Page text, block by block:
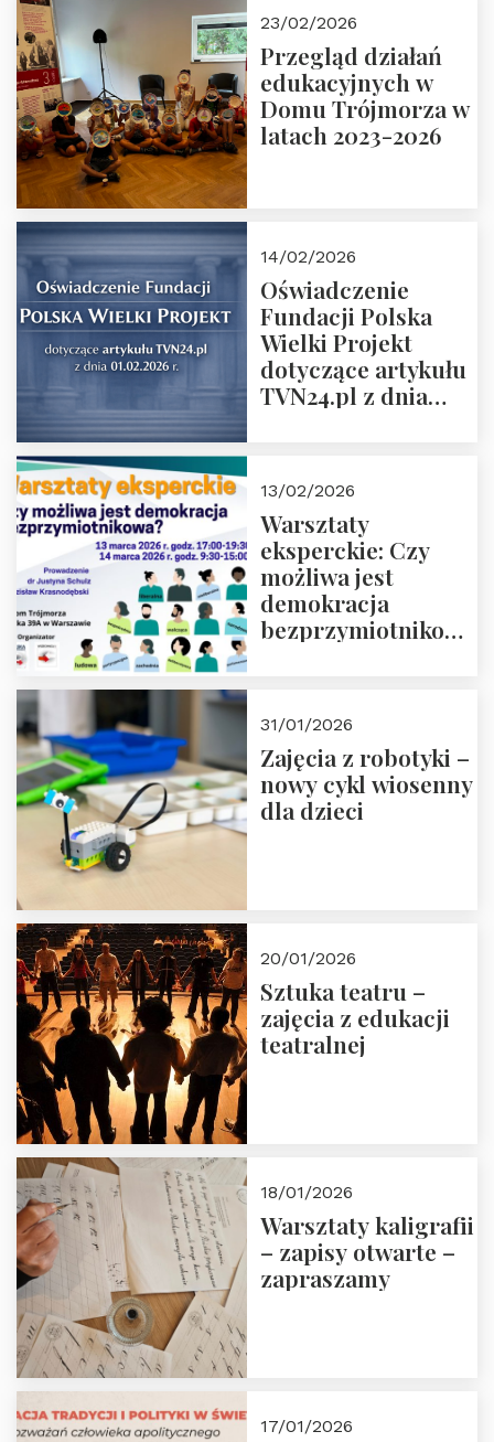
Rozmawiają red.
Grzegorz Górny i
prof. Michał
Łuczewski
23/02/2026
Przegląd działań
edukacyjnych w
Domu Trójmorza w
latach 2023-2026
14/02/2026
Oświadczenie
Fundacji Polska
Wielki Projekt
dotyczące artykułu
TVN24.pl z dnia
13/02/2026
Warsztaty
eksperckie: Czy
możliwa jest
demokracja
bezprzymiotnikowa?
31/01/2026
Zajęcia z robotyki –
nowy cykl wiosenny
dla dzieci
20/01/2026
Sztuka teatru –
zajęcia z edukacji
teatralnej
18/01/2026
Warsztaty kaligrafii
– zapisy otwarte –
zapraszamy
17/01/2026